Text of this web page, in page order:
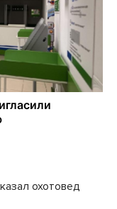
охотовед